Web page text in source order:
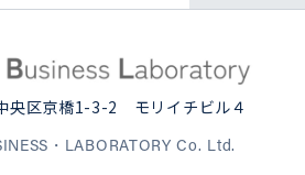
央区京橋1-3-2 モリイチビル４
・LABORATORY Co. Ltd.